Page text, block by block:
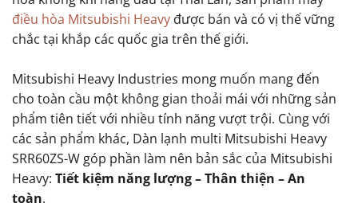
điều hòa Mitsubishi Heavy được bán và có vị thế vững
chắc tại khắp các quốc gia trên thế giới.
Mitsubishi Heavy Industries mong muốn mang đến
cho toàn cầu một không gian thoải mái với những sản
phẩm tiên tiết với nhiều tính năng vượt trội. Cùng với
các sản phẩm khác, Dàn lạnh multi Mitsubishi Heavy
SRR60ZS-W góp phần làm nên bản sắc của Mitsubishi
Heavy: Tiết kiệm năng lượng – Thân thiện – An
toàn.